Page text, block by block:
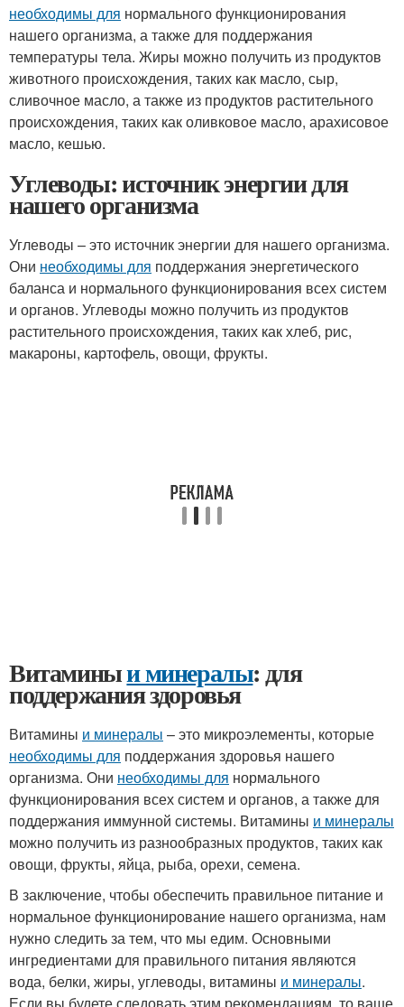
необходимы для нормального функционирования
нашего организма, а также для поддержания
температуры тела. Жиры можно получить из продуктов
животного происхождения, таких как масло, сыр,
сливочное масло, а также из продуктов растительного
происхождения, таких как оливковое масло, арахисовое
масло, кешью.
Углеводы: источник энергии для
нашего организма
Углеводы – это источник энергии для нашего организма.
Они необходимы для поддержания энергетического
баланса и нормального функционирования всех систем
и органов. Углеводы можно получить из продуктов
растительного происхождения, таких как хлеб, рис,
макароны, картофель, овощи, фрукты.
Витаминыи минералы: для
поддержания здоровья
Витамины и минералы – это микроэлементы, которые
необходимы для поддержания здоровья нашего
организма. Они необходимы для нормального
функционирования всех систем и органов, а также для
поддержания иммунной системы. Витамины и минералы
можно получить из разнообразных продуктов, таких как
овощи, фрукты, яйца, рыба, орехи, семена.
В заключение, чтобы обеспечить правильное питание и
нормальное функционирование нашего организма, нам
нужно следить за тем, что мы едим. Основными
ингредиентами для правильного питания являются
вода, белки, жиры, углеводы, витамины и минералы.